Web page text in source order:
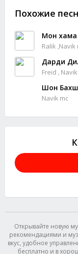
Похожие
Мон хама
Ralik ,Navik
Дарди
Freid ,
Шон
Navik mc
Открывайте новую
рекомендациями и
вкус, удобное
бесплатно и в